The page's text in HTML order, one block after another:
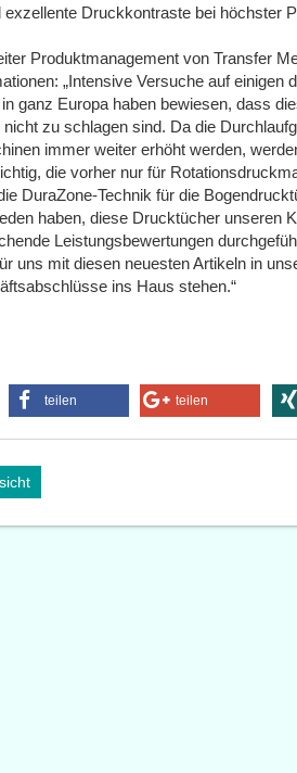
exzellente Druckkontraste bei höchster
Produktmanagement von Transfer
„Intensive Versuche auf einigen
ganz Europa haben bewiesen, dass
nicht zu schlagen sind. Da die
immer weiter erhöht werden,
die vorher nur für
DuraZone-Technik für die
haben, diese Drucktücher unseren
Leistungsbewertungen
uns mit diesen neuesten Artikeln in
ins Haus stehen.“
teilen teilen